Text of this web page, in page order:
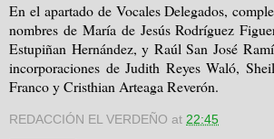
En el apartado de Vocales Delegados,
nombres de María de Jesús Rodríguez
Estupiñan Hernández, y Raúl San José
incorporaciones de Judith Reyes Waló,
Franco y Cristhian Arteaga Reverón.
REDACCIÓN EL VERDEÑO at 22:45